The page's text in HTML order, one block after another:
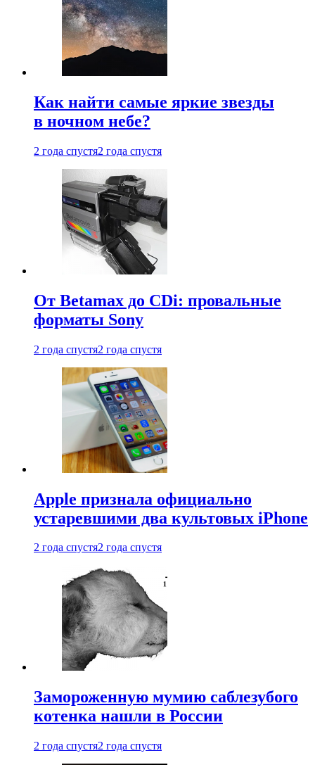
Как найти самые яркие звезды
в ночном небе?
2 года спустя2 года спустя
От Betamax до CDi: провальные
форматы Sony
2 года спустя2 года спустя
Apple признала официально
устаревшими два культовых iPhone
2 года спустя2 года спустя
Замороженную мумию саблезубого
котенка нашли в России
2 года спустя2 года спустя